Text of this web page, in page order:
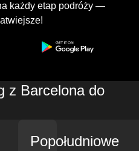
każdy etap podróży —
z Barcelona do
Popołudniowe